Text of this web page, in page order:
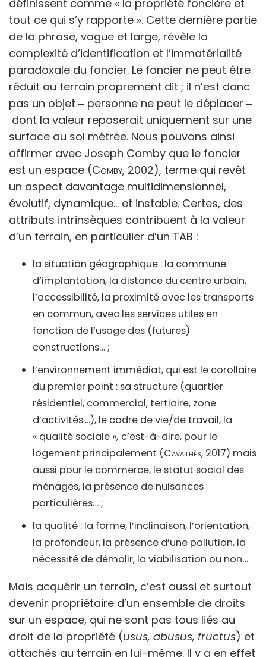
définissent comme « la propriété foncière et
tout ce qui s’y rapporte ». Cette dernière partie
de la phrase, vague et large, révèle la
complexité d’identification et l’immatérialité
paradoxale du foncier. Le foncier ne peut être
réduit au terrain proprement dit ; il n’est donc
pas un objet ‒ personne ne peut le déplacer ‒
dont la valeur reposerait uniquement sur une
surface au sol métrée. Nous pouvons ainsi
affirmer avec Joseph Comby que le foncier
est un espace (Comby, 2002), terme qui revêt
un aspect davantage multidimensionnel,
évolutif, dynamique… et instable. Certes, des
attributs intrinsèques contribuent à la valeur
d’un terrain, en particulier d’un TAB :
la situation géographique : la commune
d’implantation, la distance du centre urbain,
l’accessibilité, la proximité avec les transports
en commun, avec les services utiles en
fonction de l’usage des (futures)
constructions… ;
l’environnement immédiat, qui est le corollaire
du premier point : sa structure (quartier
résidentiel, commercial, tertiaire, zone
d’activités....), le cadre de vie/de travail, la
« qualité sociale », c’est-à-dire, pour le
logement principalement (Cavailhès, 2017) mais
aussi pour le commerce, le statut social des
ménages, la présence de nuisances
particulières… ;
la qualité : la forme, l’inclinaison, l’orientation,
la profondeur, la présence d’une pollution, la
nécessité de démolir, la viabilisation ou non…
Mais acquérir un terrain, c’est aussi et surtout
devenir propriétaire d’un ensemble de droits
sur un espace, qui ne sont pas tous liés au
droit de la propriété (usus, abusus, fructus) et
attachés au terrain en lui-même. Il y a en effet